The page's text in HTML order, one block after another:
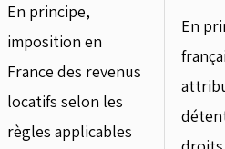
En principe,
imposition en
France des revenus
locatifs selon les
règles applicables
En